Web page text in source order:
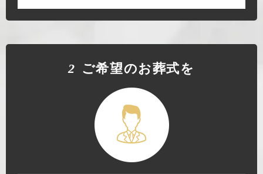
2 ご希望のお葬式を